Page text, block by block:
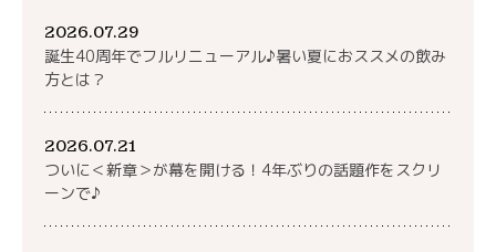
2026.07.29
誕生40周年でフルリニューアル♪暑い夏におススメの飲み
方とは？
2026.07.21
ついに＜新章＞が幕を開ける！4年ぶりの話題作をスクリ
ーンで♪